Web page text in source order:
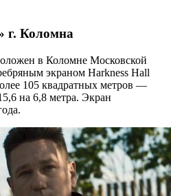
г. Коломна
в Коломне Московской
экраном Harkness Hall
105 квадратных метров —
на 6,8 метра. Экран